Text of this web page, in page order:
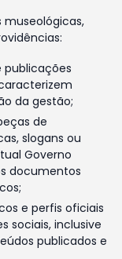
museológicas,
da gestão;
de
slogans ou
Governo
documentos
e perfis oficiais
sociais, inclusive
publicados e